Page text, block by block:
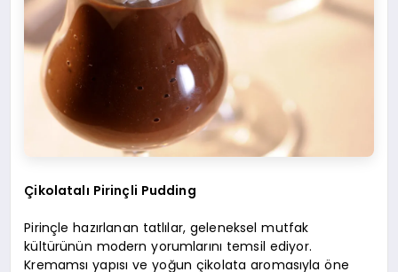
Çikolatalı Pirinçli Pudding
Pirinçle hazırlanan tatlılar, geleneksel mutfak
kültürünün modern yorumlarını temsil ediyor.
Kremamsı yapısı ve yoğun çikolata aromasıyla öne